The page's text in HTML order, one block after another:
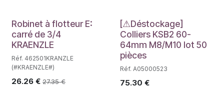
Robinet à flotteur E:
carré de 3/4
KRAENZLE
Réf. 462501KRANZLE
(#KRAENZLE#)
26.26 € 27.35€
Déstockage
[⚠Déstockage]
Colliers KSB2 60-
64mm M8/M10 lot 50
pièces
Réf. A05000523
75.30 €